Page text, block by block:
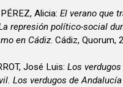
Alicia:El verano que
represión político-social
en Cádiz. Cádiz, Quorum,
José Luis:Los
Los verdugos de